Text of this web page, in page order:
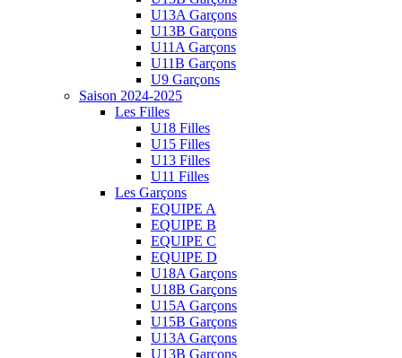
U13A Garçons
U13B Garçons
U11A Garçons
U11B Garçons
U9 Garçons
Saison 2024-2025
Les Filles
U18 Filles
U15 Filles
U13 Filles
U11 Filles
Les Garçons
EQUIPE A
EQUIPE B
EQUIPE C
EQUIPE D
U18A Garçons
U18B Garçons
U15A Garçons
U15B Garçons
U13A Garçons
U13B Garçons